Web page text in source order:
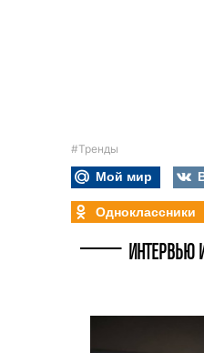
#Тренды
Мой мир
Одноклассники
ИНТЕРВЬЮ